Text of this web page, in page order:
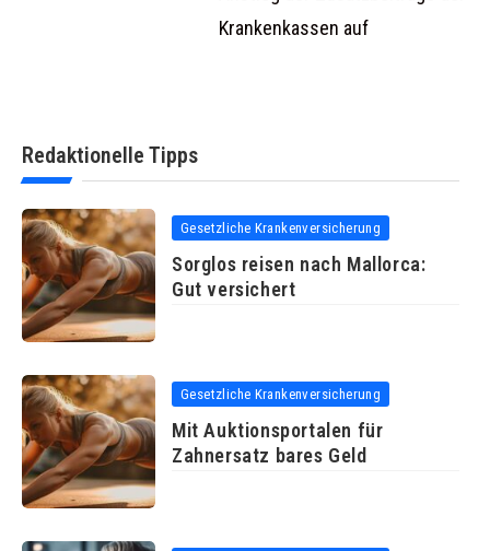
Krankenkassen auf
Redaktionelle Tipps
Gesetzliche Krankenversicherung
Sorglos reisen nach Mallorca:
Gut versichert
Gesetzliche Krankenversicherung
Mit Auktionsportalen für
Zahnersatz bares Geld